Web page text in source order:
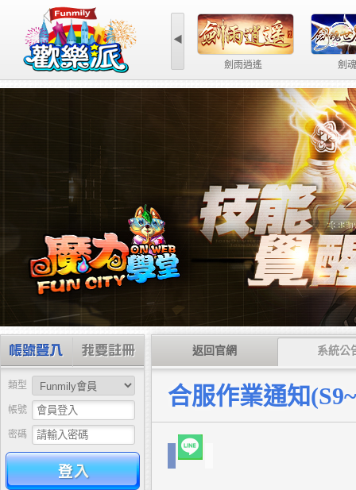
◀
第三世紀
類型
帳號
密碼
驗證
返回官網 系統公
合服作業通知